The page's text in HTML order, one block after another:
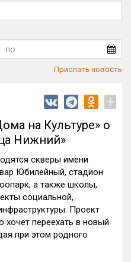
Прислать новость
+
на Культуре» о
Нижний»
скверы имени
Юбилейный, стадион
а также школы,
социальной,
Проект
хочет переехать в новый
при этом родного